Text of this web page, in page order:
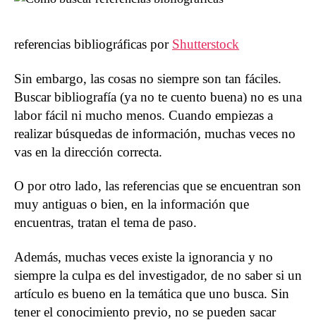
referencias bibliográficas por Shutterstock
Sin embargo, las cosas no siempre son tan fáciles.
Buscar bibliografía (ya no te cuento buena) no es una
labor fácil ni mucho menos. Cuando empiezas a
realizar búsquedas de información, muchas veces no
vas en la dirección correcta.
O por otro lado, las referencias que se encuentran son
muy antiguas o bien, en la información que
encuentras, tratan el tema de paso.
Además, muchas veces existe la ignorancia y no
siempre la culpa es del investigador, de no saber si un
artículo es bueno en la temática que uno busca. Sin
tener el conocimiento previo, no se pueden sacar